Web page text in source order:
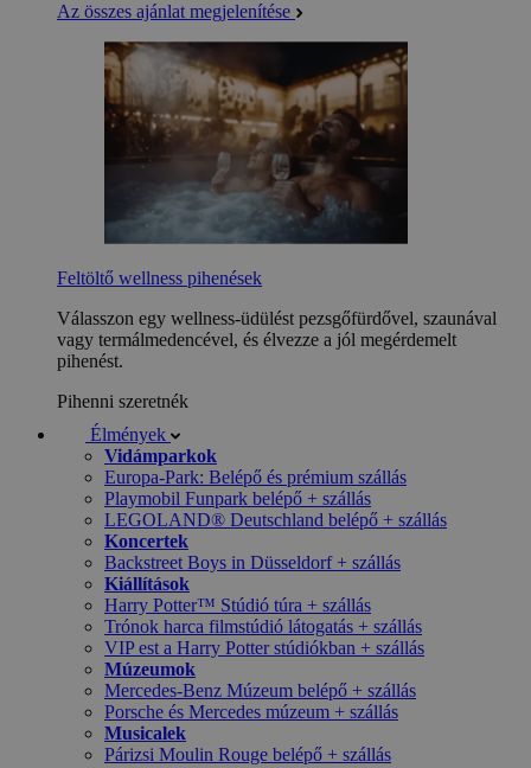
Az összes ajánlat megjelenítése
Feltöltő wellness pihenések
Válasszon egy wellness-üdülést pezsgőfürdővel, szaunával
vagy termálmedencével, és élvezze a jól megérdemelt
pihenést.
Pihenni szeretnék
Élmények
Vidámparkok
Europa-Park: Belépő és prémium szállás
Playmobil Funpark belépő + szállás
LEGOLAND® Deutschland belépő + szállás
Koncertek
Backstreet Boys in Düsseldorf + szállás
Kiállítások
Harry Potter™ Stúdió túra + szállás
Trónok harca filmstúdió látogatás + szállás
VIP est a Harry Potter stúdiókban + szállás
Múzeumok
Mercedes-Benz Múzeum belépő + szállás
Porsche és Mercedes múzeum + szállás
Musicalek
Párizsi Moulin Rouge belépő + szállás